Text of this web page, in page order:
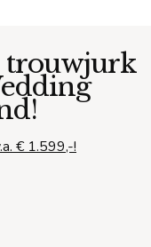
trouwjurk
€ 1.599,-!